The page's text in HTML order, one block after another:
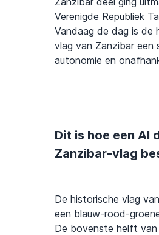
Verenigde Republiek
Vandaag de dag is de
vlag van Zanzibar een
autonomie en
Dit is hoe een AI
Zanzibar-vlag
De historische vlag
een blauw-rood-
De bovenste helft van